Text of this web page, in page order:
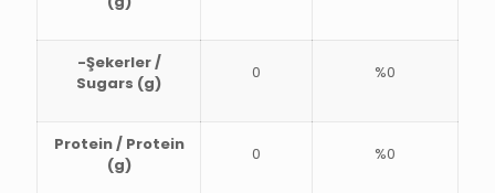
-Şekerler /
Sugars (g)
0 %0
Protein / Protein
(g)
0 %0